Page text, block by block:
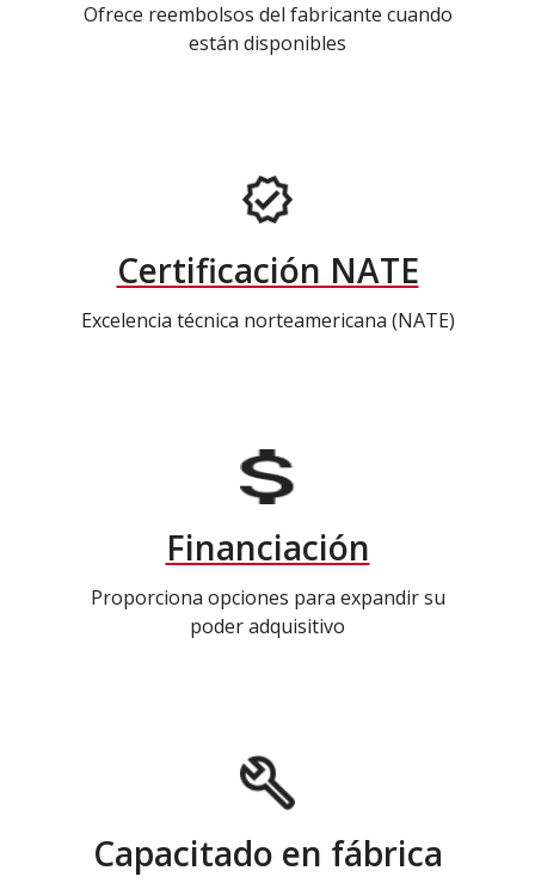
Ofrece reembolsos del fabricante cuando
están disponibles
Certificación NATE
Excelencia técnica norteamericana (NATE)
Financiación
Proporciona opciones para expandir su
poder adquisitivo
Capacitado en fábrica